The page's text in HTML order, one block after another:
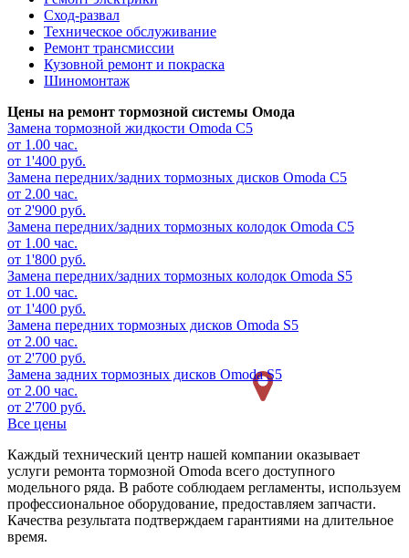
Сход-развал
Техническое обслуживание
Ремонт трансмиссии
Кузовной ремонт и покраска
Шиномонтаж
Цены на ремонт тормозной системы Омода
Замена тормозной жидкости Omoda C5
от 1.00 час.
от 1'400 руб.
Замена передних/задних тормозных дисков Omoda C5
от 2.00 час.
от 2'900 руб.
Замена передних/задних тормозных колодок Omoda C5
от 1.00 час.
от 1'800 руб.
Замена передних/задних тормозных колодок Omoda S5
от 1.00 час.
от 1'400 руб.
Замена передних тормозных дисков Omoda S5
от 2.00 час.
от 2'700 руб.
Замена задних тормозных дисков Omoda S5
от 2.00 час.
от 2'700 руб.
Все цены
Каждый технический центр нашей компании оказывает
услуги ремонта тормозной Omoda всего доступного
модельного ряда. В работе соблюдаем регламенты, используем
профессиональное оборудование, предоставляем запчасти.
Качества результата подтверждаем гарантиями на длительное
время.